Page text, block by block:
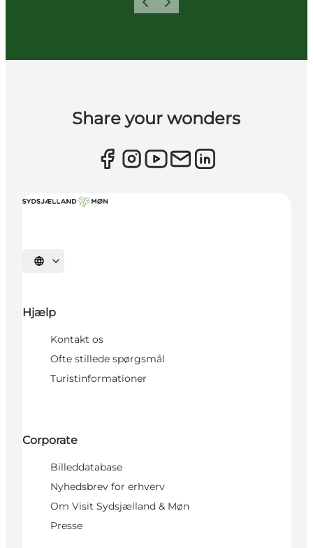
ForrigeNæste
Share your wonders
Vælg sprog
Hjælp
Kontakt os
Ofte stillede spørgsmål
Turistinformationer
Corporate
Billeddatabase
Nyhedsbrev for erhverv
Om Visit Sydsjælland & Møn
Presse